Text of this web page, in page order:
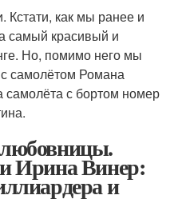
Кстати, как мы ранее и
самый красивый и
Но, помимо него мы
самолётом Романа
самолёта с бортом номер
Ирина Винер:
и